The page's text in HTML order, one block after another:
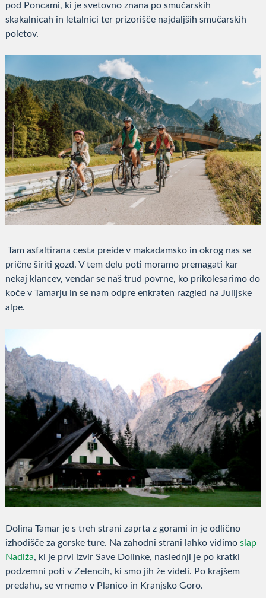
pod Poncami, ki je svetovno znana po smučarskih
skakalnicah in letalnici ter prizorišče najdaljših smučarskih
poletov.
Tam asfaltirana cesta preide v makadamsko in okrog nas se
prične širiti gozd. V tem delu poti moramo premagati kar
nekaj klancev, vendar se naš trud povrne, ko prikolesarimo do
koče v Tamarju in se nam odpre enkraten razgled na Julijske
alpe.
Dolina Tamar je s treh strani zaprta z gorami in je odlično
izhodišče za gorske ture. Na zahodni strani lahko vidimo slap
Nadiža, ki je prvi izvir Save Dolinke, naslednji je po kratki
podzemni poti v Zelencih, ki smo jih že videli. Po krajšem
predahu, se vrnemo v Planico in Kranjsko Goro.